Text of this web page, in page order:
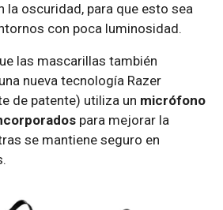
la oscuridad, para que esto sea
con poca luminosidad.
las mascarillas también
nueva tecnología Razer
de patente) utiliza un micrófono
para mejorar la
se mantiene seguro en